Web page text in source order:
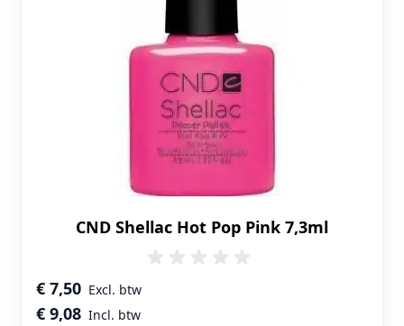
CND Shellac Hot Pop Pink 7,3ml
Speciale prijs
€ 9,08
€ 7,50